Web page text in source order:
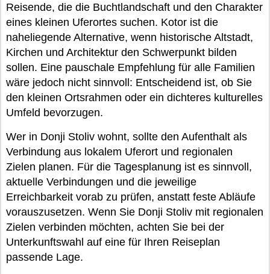
Reisende, die die Buchtlandschaft und den Charakter
eines kleinen Uferortes suchen. Kotor ist die
naheliegende Alternative, wenn historische Altstadt,
Kirchen und Architektur den Schwerpunkt bilden
sollen. Eine pauschale Empfehlung für alle Familien
wäre jedoch nicht sinnvoll: Entscheidend ist, ob Sie
den kleinen Ortsrahmen oder ein dichteres kulturelles
Umfeld bevorzugen.
Wer in Donji Stoliv wohnt, sollte den Aufenthalt als
Verbindung aus lokalem Uferort und regionalen
Zielen planen. Für die Tagesplanung ist es sinnvoll,
aktuelle Verbindungen und die jeweilige
Erreichbarkeit vorab zu prüfen, anstatt feste Abläufe
vorauszusetzen. Wenn Sie Donji Stoliv mit regionalen
Zielen verbinden möchten, achten Sie bei der
Unterkunftswahl auf eine für Ihren Reiseplan
passende Lage.